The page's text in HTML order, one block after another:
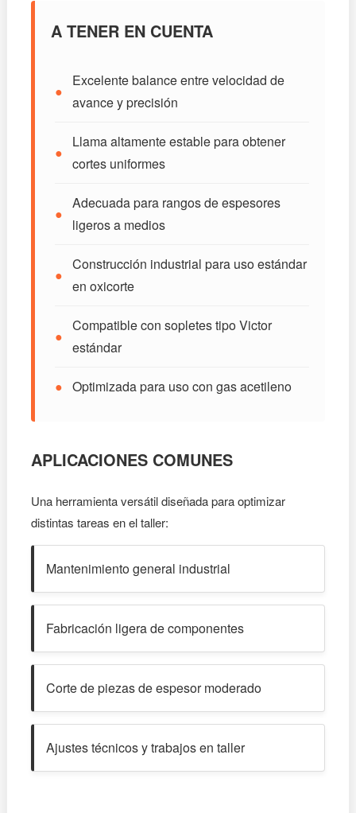
A TENER EN CUENTA
●
Excelente balance entre velocidad de
avance y precisión
●
Llama altamente estable para obtener
cortes uniformes
●
Adecuada para rangos de espesores
ligeros a medios
●
Construcción industrial para uso estándar
en oxicorte
●
Compatible con sopletes tipo Victor
estándar
● Optimizada para uso con gas acetileno
APLICACIONES COMUNES
Una herramienta versátil diseñada para optimizar
distintas tareas en el taller:
Mantenimiento general industrial
Fabricación ligera de componentes
Corte de piezas de espesor moderado
Ajustes técnicos y trabajos en taller